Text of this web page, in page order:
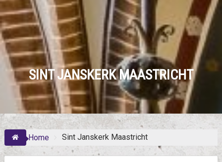
SINT JANSKERK MAASTRICHT
Home Sint Janskerk Maastricht